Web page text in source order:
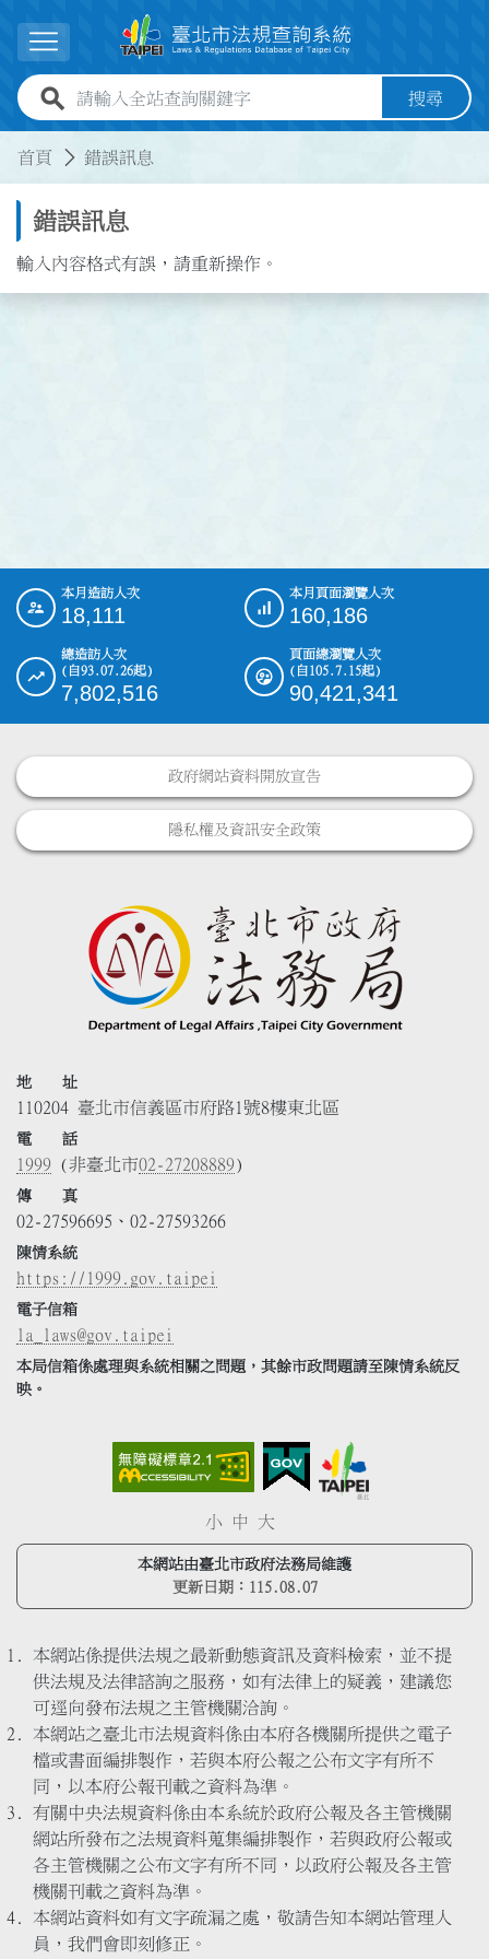
展開選單
全站查詢關鍵字欄位 搜尋
首頁 錯誤訊息
錯誤訊息
輸入內容格式有誤，請重新操作。
::: 本月造訪人次
18,111
本月頁面瀏覽人次
160,186
總造訪人次
(自93.07.26起)
7,802,516
頁面總瀏覽人次
(自105.7.15起)
90,421,341
政府網站資料開放宣告
隱私權及資訊安全政策
地 址
110204 臺北市信義區市府路1號8樓東北區
電 話
1999 (非臺北市02-27208889)
傳 真
02-27596695、02-27593266
陳情系統
https://1999.gov.taipei
電子信箱
la_laws@gov.taipei
本局信箱係處理與系統相關之問題，其餘市政問題請至陳情系統反
映。
小 中 大
本網站由臺北市政府法務局維護
更新日期： 115.08.07
本網站係提供法規之最新動態資訊及資料檢索，並不提
供法規及法律諮詢之服務，如有法律上的疑義，建議您
可逕向發布法規之主管機關洽詢。
本網站之臺北市法規資料係由本府各機關所提供之電子
檔或書面編排製作，若與本府公報之公布文字有所不
同，以本府公報刊載之資料為準。
有關中央法規資料係由本系統於政府公報及各主管機關
網站所發布之法規資料蒐集編排製作，若與政府公報或
各主管機關之公布文字有所不同，以政府公報及各主管
機關刊載之資料為準。
本網站資料如有文字疏漏之處，敬請告知本網站管理人
員，我們會即刻修正。